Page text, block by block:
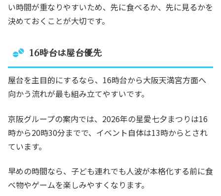
い時間が重なりやすいため、先に食べるか、先に見るかを
決めておくことが大切です。
16時台は屋台優先
屋台を主目的にするなら、16時台から大阪天満宮方面へ
向かう流れが最も組み立てやすいです。
京阪グループの案内では、2026年の星愛七夕まつりは16
時から20時30分までで、イベント自体は13時からとされ
ています。
早めの時間なら、子ども連れでも人波が本格化する前に食
べ物やゲームを楽しみやすくなります。